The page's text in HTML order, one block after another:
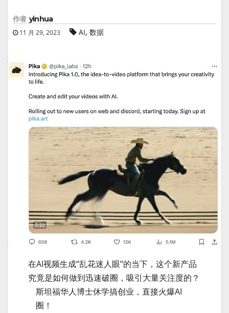
作者 yinhua
11 月 29, 2023 AI, 数据
在AI视频生成“乱花迷人眼”的当下，这个新产品
究竟是如何做到迅速破圈，吸引大量关注度的？
斯坦福华人博士休学搞创业，直接火爆AI
圈！